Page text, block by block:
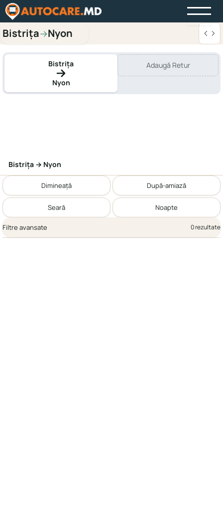
Bistriţa→Nyon
Bistriţa
Nyon
Adaugă Retur
Bistriţa → Nyon
Dimineață După-amiază
Seară Noapte
Filtre avansate 0 rezultate